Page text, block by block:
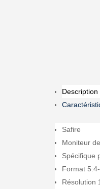
Description
Safire
Moniteur
Spécifique
Format
Résolution